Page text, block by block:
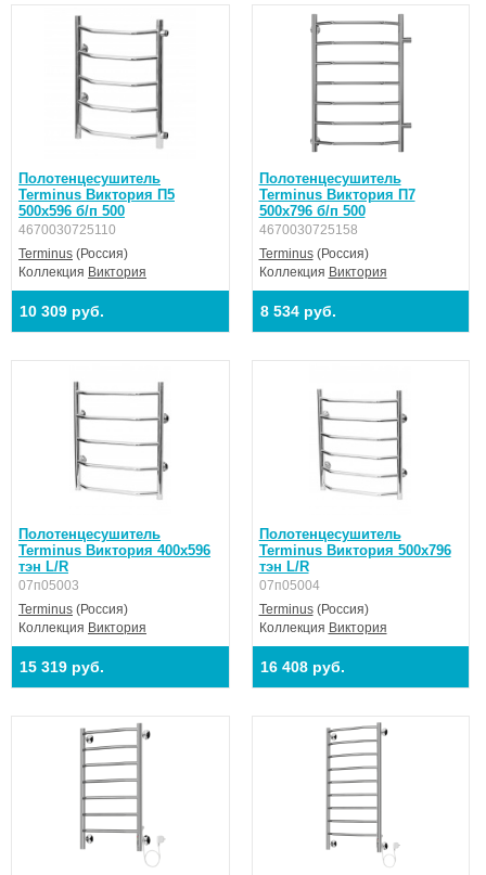
Полотенцесушитель
Terminus Виктория П5
500х596 б/п 500
4670030725110
Terminus (Россия)
Коллекция Виктория
10 309 руб.
Полотенцесушитель
Terminus Виктория П7
500х796 б/п 500
4670030725158
Terminus(Россия)
Коллекция Виктория
8 534 руб.
Полотенцесушитель
Terminus Виктория 400х596
тэн L/R
07п05003
Terminus (Россия)
Коллекция Виктория
15 319 руб.
Полотенцесушитель
Terminus Виктория 500х796
тэн L/R
07п05004
Terminus(Россия)
Коллекция Виктория
16 408 руб.